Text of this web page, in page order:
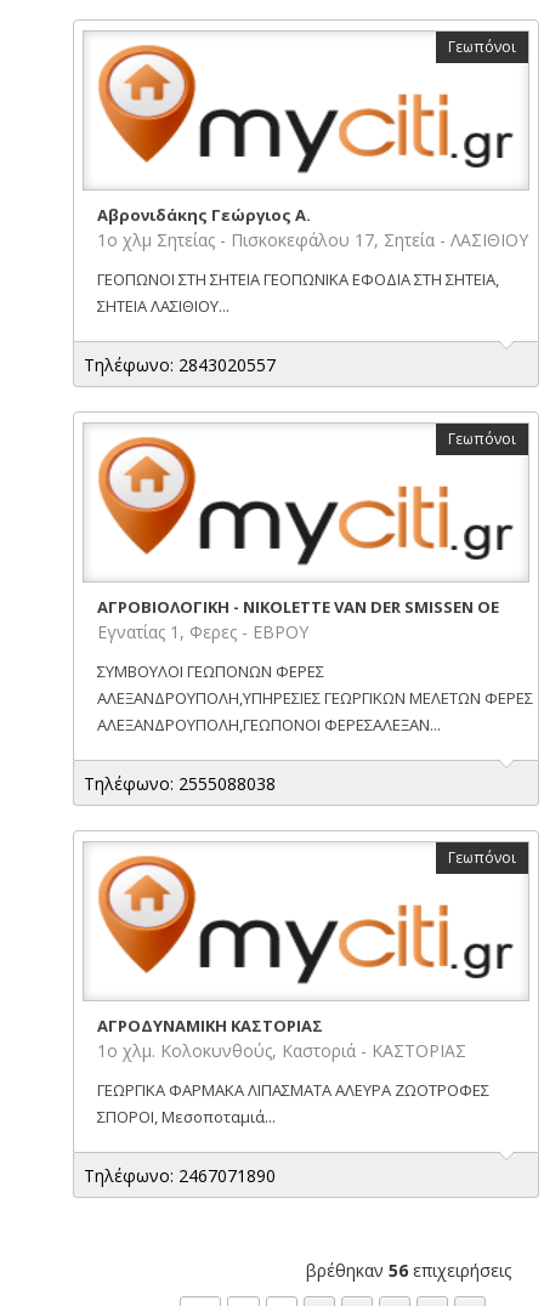
Γεωπόνοι
Αβρονιδάκης Γεώργιος Α.
1ο χλμ Σητείας - Πισκοκεφάλου 17, Σητεία - ΛΑΣΙΘΙΟΥ
ΓΕΟΠΩΝΟΙ ΣΤΗ ΣΗΤΕΙΑ ΓΕΟΠΩΝΙΚΑ ΕΦΟΔΙΑ ΣΤΗ ΣΗΤΕΙΑ,
ΣΗΤΕΙΑ ΛΑΣΙΘΙΟΥ...
Τηλέφωνο: 2843020557
Γεωπόνοι
ΑΓΡΟΒΙΟΛΟΓΙΚΗ - NIKOLETTE VAN DER SMISSEN ΟΕ
Εγνατίας 1, Φερες - ΕΒΡΟΥ
ΣΥΜΒΟΥΛΟΙ ΓΕΩΠΟΝΩΝ ΦΕΡΕΣ
ΑΛΕΞΑΝΔΡΟΥΠΟΛΗ,ΥΠΗΡΕΣΙΕΣ ΓΕΩΡΓΙΚΩΝ ΜΕΛΕΤΩΝ ΦΕΡΕΣ
ΑΛΕΞΑΝΔΡΟΥΠΟΛΗ,ΓΕΩΠΟΝΟΙ ΦΕΡΕΣΑΛΕΞΑΝ...
Τηλέφωνο: 2555088038
Γεωπόνοι
ΑΓΡΟΔΥΝΑΜΙΚΗ ΚΑΣΤΟΡΙΑΣ
1ο χλμ. Κολοκυνθούς, Καστοριά - ΚΑΣΤΟΡΙΑΣ
ΓΕΩΡΓΙΚΑ ΦΑΡΜΑΚΑ ΛΙΠΑΣΜΑΤΑ ΑΛΕΥΡΑ ΖΩΟΤΡΟΦΕΣ
ΣΠΟΡΟΙ, Μεσοποταμιά...
Τηλέφωνο: 2467071890
βρέθηκαν 56 επιχειρήσεις